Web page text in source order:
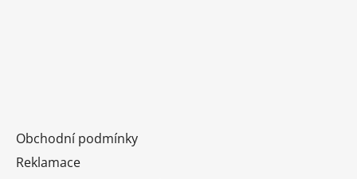
Obchodní podmínky
Reklamace